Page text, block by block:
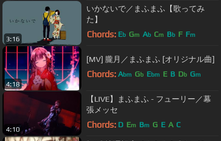
3:16
いかないで／まふまふ【歌ってみ
た】
Chords: Eb Gm Ab Cm Bb F Fm
4:18
[MV] 朧月／まふまふ [オリジナル曲]
Chords: Abm Gb Ebm E B Db Gm
4:10
【LIVE】まふまふ - フューリー／幕
張メッセ
Chords: D Em Bm G E A C